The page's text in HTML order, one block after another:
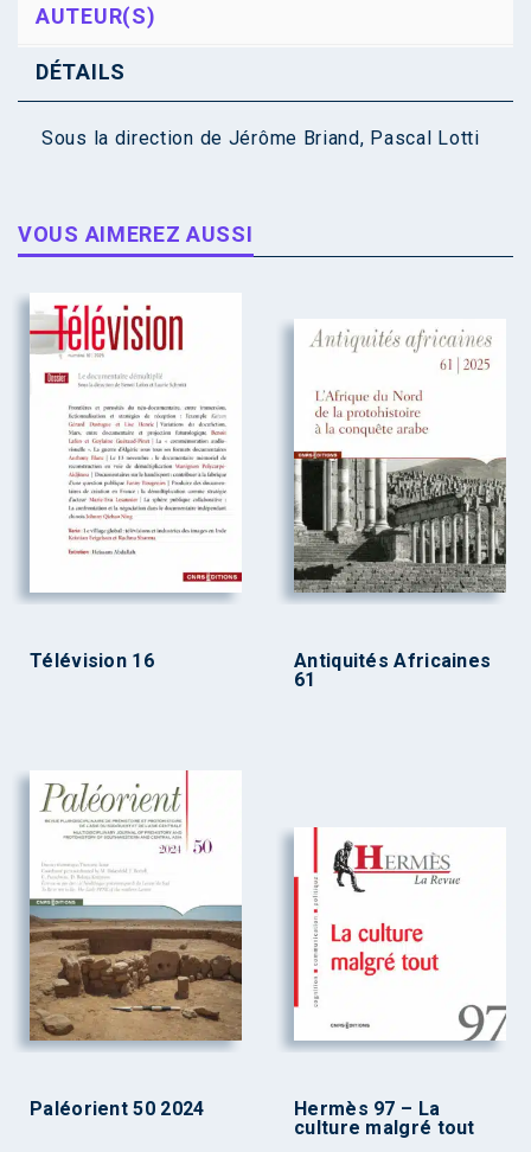
AUTEUR(S)
DÉTAILS
Sous la direction de Jérôme Briand, Pascal Lotti
VOUS AIMEREZ AUSSI
Télévision 16
Antiquités Africaines
61
Paléorient 50 2024
Hermès 97 – La
culture malgré tout